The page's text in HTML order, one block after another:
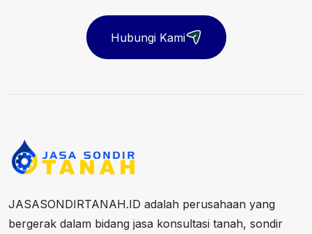
Hubungi Kami
JASASONDIRTANAH.ID adalah perusahaan yang
bergerak dalam bidang jasa konsultasi tanah, sondir